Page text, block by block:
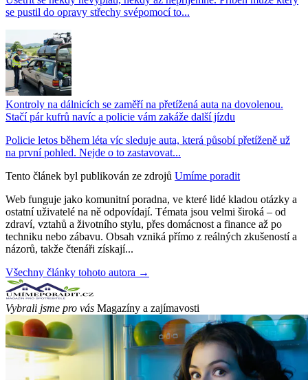
se pustil do opravy střechy svépomocí to...
Kontroly na dálnicích se zaměří na přetížená auta na dovolenou.
Stačí pár kufrů navíc a policie vám zakáže další jízdu
Policie letos během léta víc sleduje auta, která působí přetíženě už
na první pohled. Nejde o to zastavovat...
Tento článek byl publikován ze zdrojů Umíme poradit
Web funguje jako komunitní poradna, ve které lidé kladou otázky a
ostatní uživatelé na ně odpovídají. Témata jsou velmi široká – od
zdraví, vztahů a životního stylu, přes domácnost a finance až po
techniku nebo zábavu. Obsah vzniká přímo z reálných zkušeností a
názorů, takže čtenáři získají...
Všechny články tohoto autora →
Vybrali jsme pro vás Magazíny a zajímavosti